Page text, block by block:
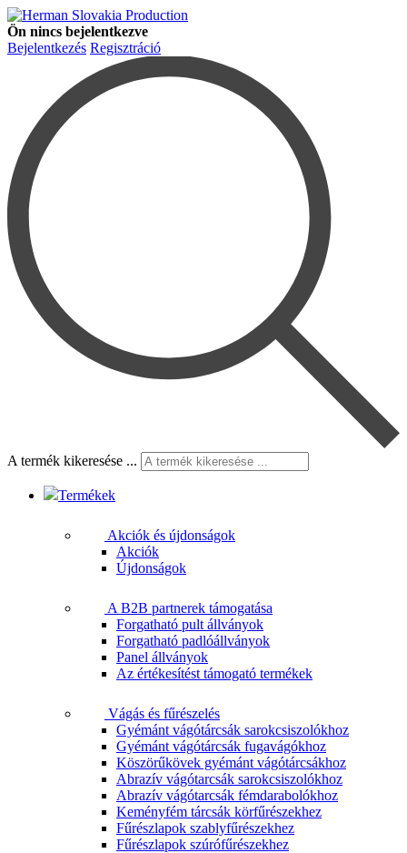
Ön nincs bejelentkezve
Bejelentkezés Regisztráció
A termék kikeresése ...
Termékek
Akciók és újdonságok
Akciók
Újdonságok
A B2B partnerek támogatása
Forgatható pult állványok
Forgatható padlóállványok
Panel állványok
Az értékesítést támogató termékek
Vágás és fűrészelés
Gyémánt vágótárcsák sarokcsiszolókhoz
Gyémánt vágótárcsák fugavágókhoz
Köszörűkövek gyémánt vágótárcsákhoz
Abrazív vágótarcsák sarokcsiszolókhoz
Abrazív vágótarcsák fémdarabolókhoz
Keményfém tárcsák körfűrészekhez
Fűrészlapok szablyfűrészekhez
Fűrészlapok szúrófűrészekhez